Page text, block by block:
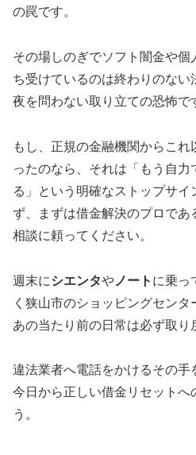
の罠です。
その場しのぎでソフト闇金や
ち受けているのは終わりのな
夜を問わない取り立ての恐怖で
もし、正規の金融機関からこ
ったのなら、それは「もう自
る」という明確なストップサイ
ず、まずは借金解決のプロで
相談に頼ってください。
週末にシエンタや ノート に乗っ
く狭山市のショッピングセンタ
あの当たり前の日常は必ず取り
違法業者へ電話をかけるその手
今日から正しい借金リセットへ
う。